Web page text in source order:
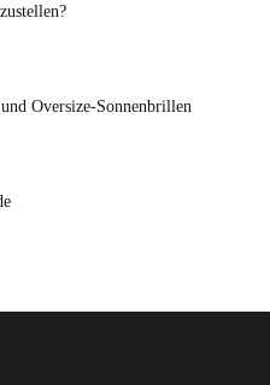
Oversize-Sonnenbrillen